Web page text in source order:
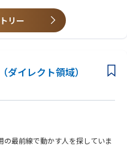
く、
いくことが、このポジションの
ありません。
ブ・マーケティングへ落とし込
感しながら、ブランドの成長を
業成果につながる手応えを感じ
かすポジションとして、のびのび
の検討
の検討と実行
でいつづけられる人生を」に共感
リー
ダイレクト領域）
の最前線で動かす人を探していま